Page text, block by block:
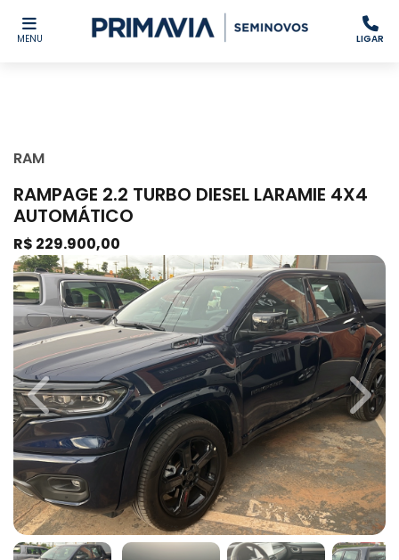
MENU LIGAR
RAM
RAMPAGE 2.2 TURBO DIESEL LARAMIE 4X4
AUTOMÁTICO
R$ 229.900,00
Previous Next